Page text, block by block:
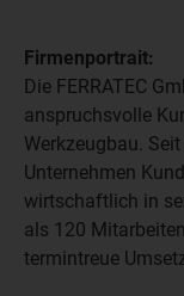
Firmenportrait:
Die FERRATEC
anspruchsvolle
Werkzeugbau.
Unternehmen
wirtschaftlich in
als 120
termintreue